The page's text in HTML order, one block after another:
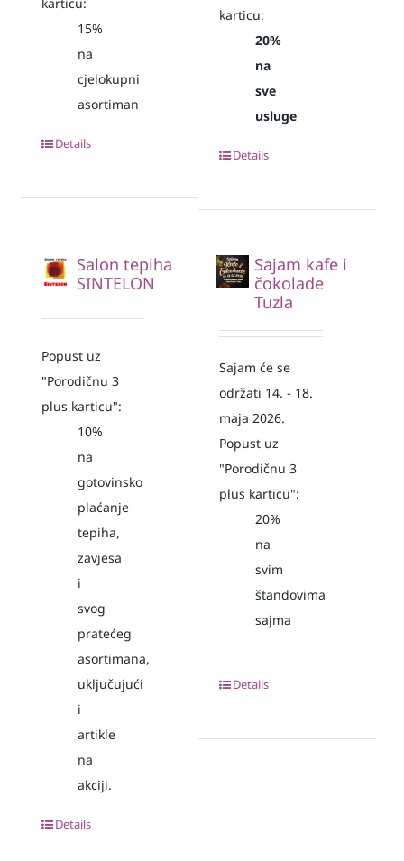
15%
na
cjelokupni
asortiman
Details
karticu:
20%
na
sve
usluge
Details
Salon tepiha
SINTELON
Popust uz
"Porodičnu 3
plus karticu":
10%
na
gotovinsko
plaćanje
tepiha,
zavjesa
i
svog
pratećeg
asortimana,
uključujući
i
artikle
na
akciji.
Details
Sajam kafe i
čokolade
Tuzla
Sajam će se
održati 14. - 18.
maja 2026.
Popust uz
"Porodičnu 3
plus karticu":
20%
na
svim
štandovima
sajma
Details